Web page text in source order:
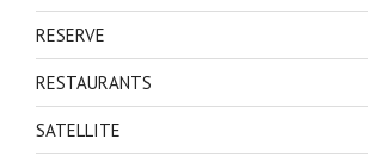
RESERVE
RESTAURANTS
SATELLITE